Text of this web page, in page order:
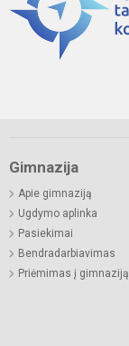
Gimnazija
Apie gimnaziją
Ugdymo aplinka
Pasiekimai
Bendradarbiavimas
Priėmimas į gimnaziją